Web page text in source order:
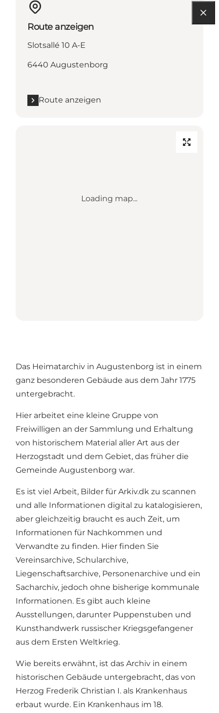
Route anzeigen
Slotsallé 10 A-E
6440 Augustenborg
Route anzeigen
Loading map...
Das Heimatarchiv in Augustenborg ist in einem
ganz besonderen Gebäude aus dem Jahr 1775
untergebracht.
Hier arbeitet eine kleine Gruppe von
Freiwilligen an der Sammlung und Erhaltung
von historischem Material aller Art aus der
Herzogstadt und dem Gebiet, das früher die
Gemeinde Augustenborg war.
Es ist viel Arbeit, Bilder für Arkiv.dk zu scannen
und alle Informationen digital zu katalogisieren,
aber gleichzeitig braucht es auch Zeit, um
Informationen für Nachkommen und
Verwandte zu finden. Hier finden Sie
Vereinsarchive, Schularchive,
Liegenschaftsarchive, Personenarchive und ein
Sacharchiv, jedoch ohne bisherige kommunale
Informationen. Es gibt auch kleine
Ausstellungen, darunter Puppenstuben und
Kunsthandwerk russischer Kriegsgefangener
aus dem Ersten Weltkrieg.
Wie bereits erwähnt, ist das Archiv in einem
historischen Gebäude untergebracht, das von
Herzog Frederik Christian I. als Krankenhaus
erbaut wurde. Ein Krankenhaus im 18.